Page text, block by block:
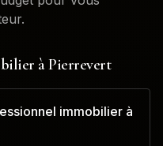
àPierrevert
immobilier à